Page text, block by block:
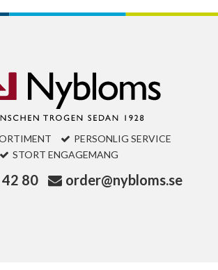
PERSONLIG SERVICE
STORT ENGAGEMANG
80 order@nybloms.se